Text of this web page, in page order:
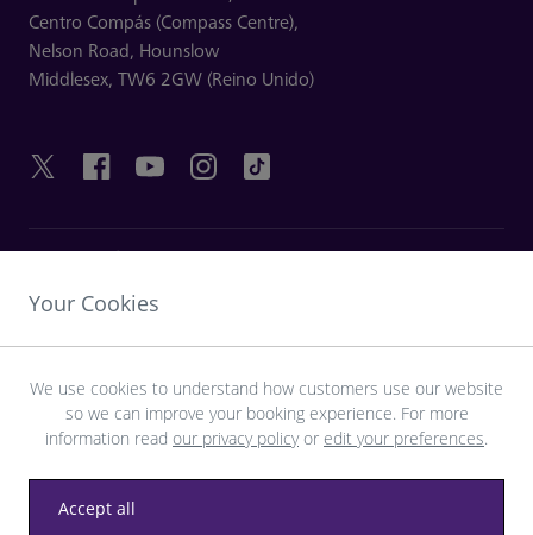
Centro Compás (Compass Centre),
Nelson Road, Hounslow
Middlesex, TW6 2GW (Reino Unido)
Descargue la aplicación LHR
Your Cookies
We use cookies to understand how customers use our website
so we can improve your booking experience. For more
information read our privacy policyor edit your preferences.
Accept all